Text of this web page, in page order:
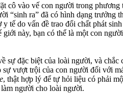
cô vào vế con người trong
ra” đã có hình dạng trưởng
tế do vấn đề trao đổi chất phát
này, bạn có thể là một con
sự đặc biệt của loài người, và
vượt trội của con người đối với
, thật hợp lý để tự hỏi liệu có phải
người cho loài người.